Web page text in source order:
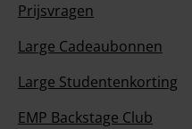
Prijsvragen
Large Cadeaubonnen
Large Studentenkorting
EMP Backstage Club